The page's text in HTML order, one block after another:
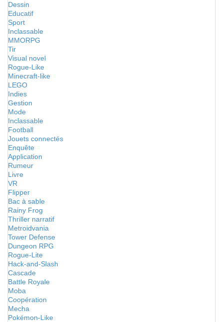
Dessin
Educatif
Sport
Inclassable
MMORPG
Tir
Visual novel
Rogue-Like
Minecraft-like
LEGO
Indies
Gestion
Mode
Inclassable
Football
Jouets connectés
Enquête
Application
Rumeur
Livre
VR
Flipper
Bac à sable
Rainy Frog
Thriller narratif
Metroidvania
Tower Defense
Dungeon RPG
Rogue-Lite
Hack-and-Slash
Cascade
Battle Royale
Moba
Coopération
Mecha
Pokémon-Like